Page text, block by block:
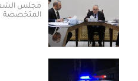
مجلس الشعب يستكمل
المتخصصة